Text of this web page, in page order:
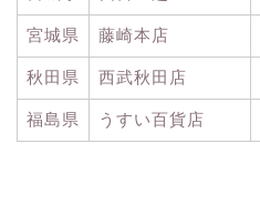
宮城県 藤崎本店
秋田県 西武秋田店
福島県 うすい百貨店